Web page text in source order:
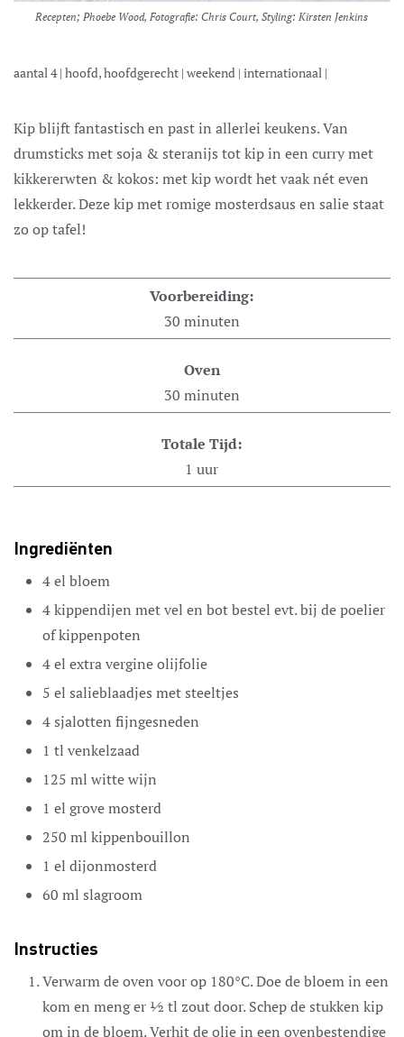
Recepten; Phoebe Wood, Fotografie: Chris Court, Styling: Kirsten Jenkins
aantal 4| hoofd, hoofdgerecht | weekend | internationaal |
Kip blijft fantastisch en past in allerlei keukens. Van
drumsticks met soja & steranijs tot kip in een curry met
kikkererwten & kokos: met kip wordt het vaak nét even
lekkerder. Deze kip met romige mosterdsaus en salie staat
zo op tafel!
Voorbereiding:
30 minuten
Oven
30 minuten
Totale Tijd:
1 uur
Ingrediënten
4el bloem
4kippendijen met vel en botbestel evt. bij de poelier
of kippenpoten
4el extra vergine olijfolie
5 el salieblaadjes met steeltjes
4sjalotten fijngesneden
1 tl venkelzaad
125 ml witte wijn
1 el grove mosterd
250 ml kippenbouillon
1 el dijonmosterd
60 ml slagroom
Instructies
Verwarm de oven voor op 180°C. Doe de bloem in een
kom en meng er ½ tl zout door. Schep de stukken kip
om in de bloem. Verhit de olie in een ovenbestendige